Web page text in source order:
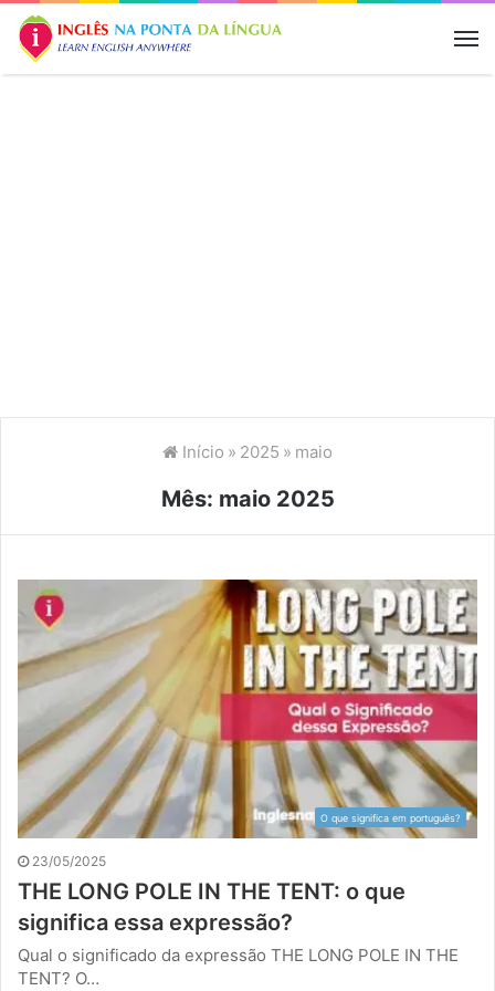
Início » 2025 » maio
Mês: maio 2025
O que significa em português?
23/05/2025
THE LONG POLE IN THE TENT: o que
significa essa expressão?
Qual o significado da expressão THE LONG POLE IN THE
TENT? O…